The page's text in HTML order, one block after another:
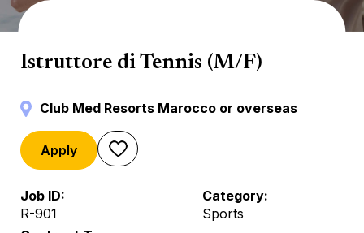
Sport terrestri
Istruttore di Tennis (M/F)
Club Med Resorts Marocco or overseas
Apply
Job ID
R-901
Category
Sports